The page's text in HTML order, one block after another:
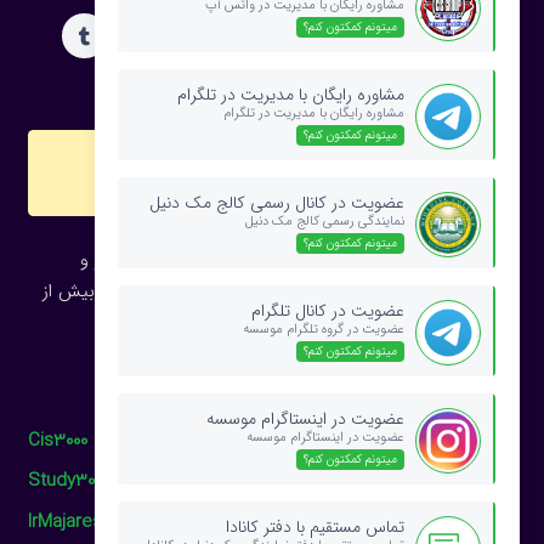
CIS Group پیشرو در زمینه اعزام دانشجو به خارج از کشور و
نمایندگی رسمی بیش از 100 دانشگاه و کالج معتبر جهان با بیش از
وب سایت های دیگر گروه ما را نیز ببینید:
Cis3000
Study3000
IrMajarestan
مشاوره رایگان با مدیریت در واتس آپ
میتونم کمکتون کنم؟
مشاوره رایگان با مدیریت در تلگرام
مشاوره رایگان با مدیریت در تلگرام
میتونم کمکتون کنم؟
عضویت در کانال رسمی کالج مک دنیل
نمایندگی رسمی کالج مک دنیل
میتونم کمکتون کنم؟
عضویت در کانال تلگرام
عضویت در گروه تلگرام موسسه
میتونم کمکتون کنم؟
عضویت در اینستاگرام موسسه
عضویت در اینستاگرام موسسه
میتونم کمکتون کنم؟
تماس مستقیم با دفتر کانادا